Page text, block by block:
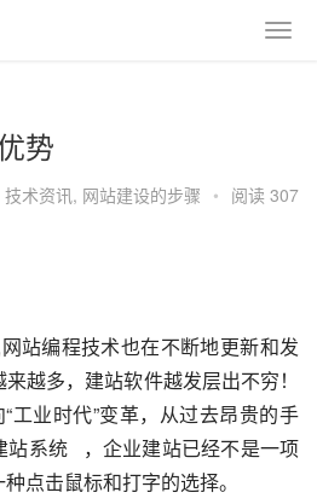
势
技术资讯, 网站建设的步骤 • 阅读 307
站编程技术也在不断地更新和发
越多，建站软件越发层出不穷！
工业时代”变革，从过去昂贵的手
系统   ，企业建站已经不是一项
点击鼠标和打字的选择。